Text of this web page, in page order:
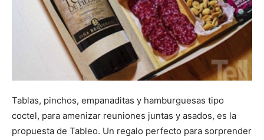
Tablas, pinchos, empanaditas y hamburguesas tipo
coctel, para amenizar reuniones juntas y asados, es la
propuesta de Tableo. Un regalo perfecto para sorprender